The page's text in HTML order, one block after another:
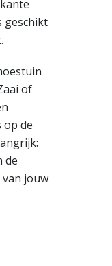
geschikt
of
op de
de
jouw